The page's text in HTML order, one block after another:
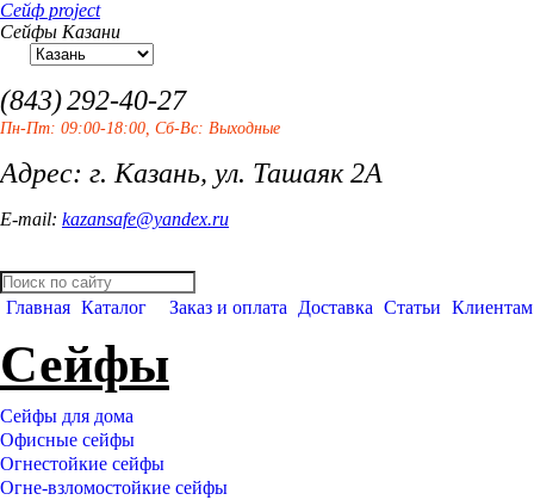
Сейф project
Сейфы Казани
(843)292-40-27
Пн-Пт: 09:00-18:00, Сб-Вс: Выходные
Адрес: г. Казань, ул. Ташаяк 2А
E-mail: kazansafe@yandex.ru
Главная Каталог Заказ и оплата Доставка Статьи Клиентам
Сейфы
Сейфы для дома
Офисные сейфы
Огнестойкие сейфы
Огне-взломостойкие сейфы